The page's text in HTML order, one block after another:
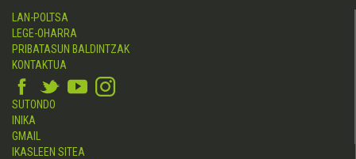
LAN-POLTSA
LEGE-OHARRA
PRIBATASUN BALDINTZAK
KONTAKTUA
SUTONDO
INIKA
GMAIL
IKASLEEN SITEA